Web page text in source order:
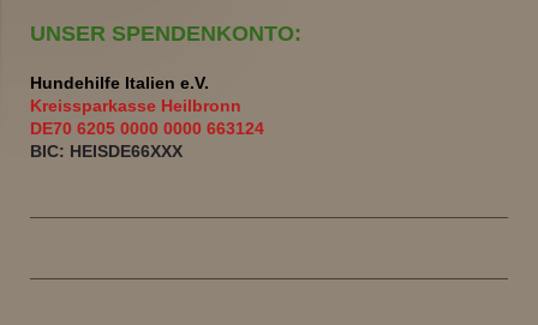
UNSER SPENDENKONTO:
Hundehilfe Italien e.V.
Kreissparkasse Heilbronn
DE70 6205 0000 0000 663124
BIC: HEISDE66XXX